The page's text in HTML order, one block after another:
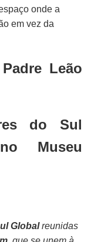
onde a
em vez da
Leão
do Sul
Museu
Globalreunidas